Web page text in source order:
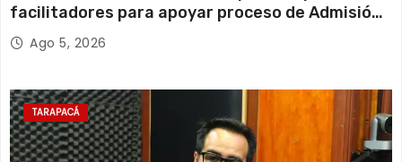
facilitadores para apoyar proceso de Admisión
Escolar 2027
Ago 5, 2026
TARAPACÁ